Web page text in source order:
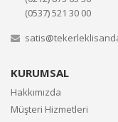
(0537) 521 30 00
KURUMSAL
Hakkımızda
Müşteri Hizmetleri